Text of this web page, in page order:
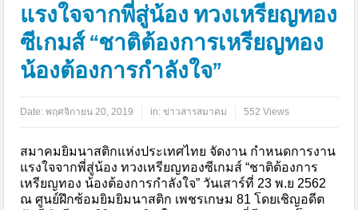
แรงใจจากพี่สู่น้อง ทวงเหรียญทอง
ซีเกมส์ “ชาติต้องการเหรียญทอง
น้องต้องการกำลังใจ”
Date:พฤศจิกายน 20, 2019 in:ข่าวสารสมาคม 552 Views
สมาคมยิมนาสติกแห่งประเทศไทย จัดงาน กำหนดการงาน
แรงใจจากพี่สู่น้อง ทวงเหรียญทองซีเกมส์ “ชาติต้องการ
เหรียญทอง น้องต้องการกำลังใจ” วันเสาร์ที่ 23 พ.ย 2562
ณ ศูนย์ฝึกซ้อมยิมยิมนาสติก เพชรเกษม 81 โดยเชิญอดีต